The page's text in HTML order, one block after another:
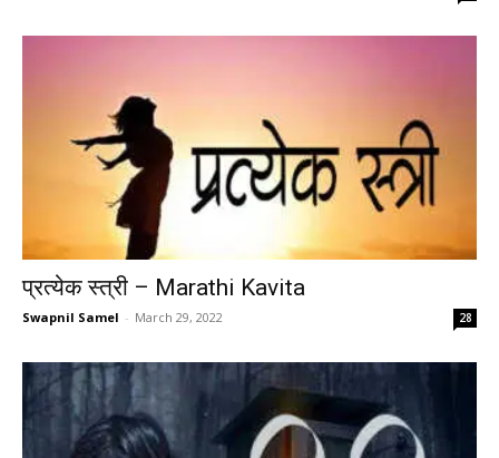
प्रत्येक स्त्री – Marathi Kavita
Swapnil Samel - March 29, 2022 28